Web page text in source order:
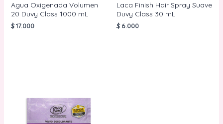
Agua Oxigenada Volumen
20 Duvy Class 1000 mL
$17.000
Laca Finish Hair Spray Suave
Duvy Class 30 mL
$ 6.000